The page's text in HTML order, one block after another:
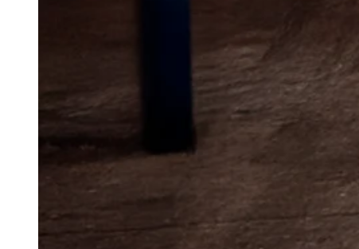
I Varde kan både ældre
villaveje og blandede
huse give skjulesteder til
garager og haveskure samt
kompost kan også gøre det let
boligen. Du kan få musehjælp i
partnere. Udfyld blot
lokal specialist, der kender
bygningstyper.